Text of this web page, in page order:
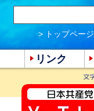
リンク
> トップページ